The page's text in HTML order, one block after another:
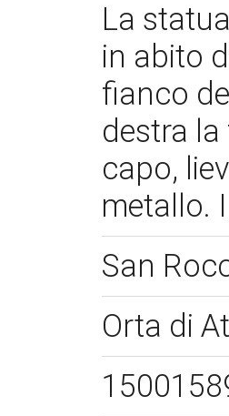
La
in abito
fianco
destra
capo,
metallo.
San
Orta di